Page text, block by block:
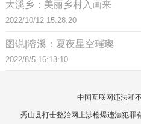
大溪乡：美丽乡村入画来
2022/10/12 15:28:20
图说|溶溪：夏夜星空璀璨
2022/8/5 16:13:10
中国互联网违法和
秀山县打击整治网上涉枪爆违法犯罪